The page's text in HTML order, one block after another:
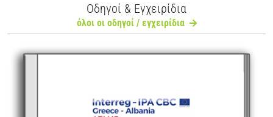
Οδηγοί & Εγχειρίδια
όλοι οι οδηγοί / εγχειρίδια